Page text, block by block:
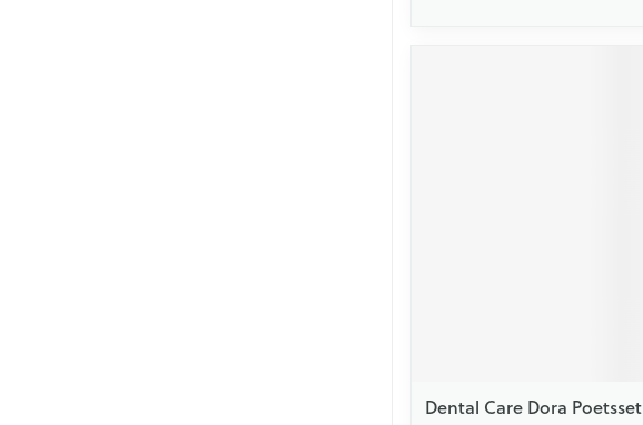
Dental Care Dora Poetsset